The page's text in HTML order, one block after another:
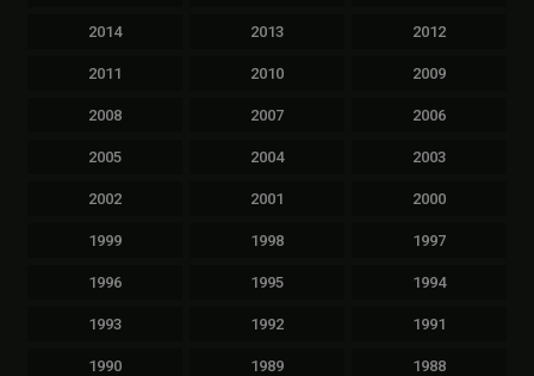
2014 2013 2012
2011 2010 2009
2008 2007 2006
2005 2004 2003
2002 2001 2000
1999 1998 1997
1996 1995 1994
1993 1992 1991
1990 1989 1988